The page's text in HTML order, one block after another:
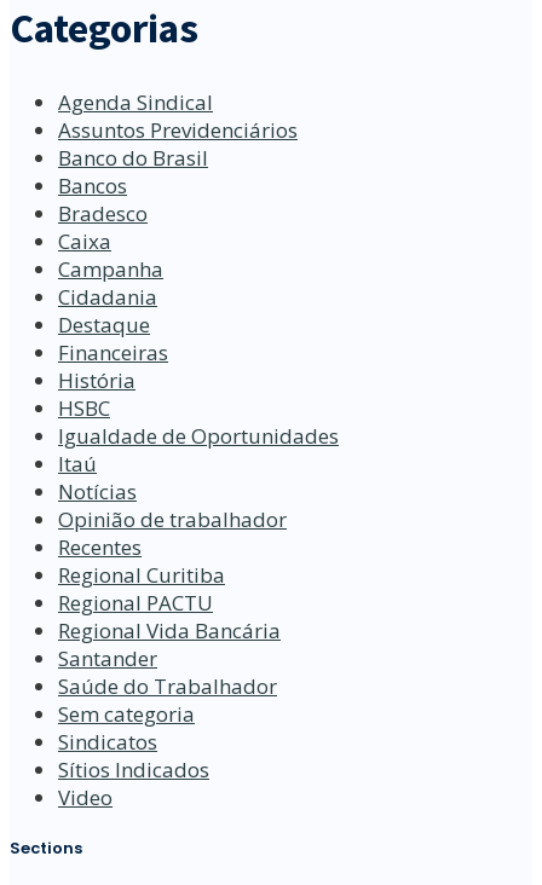
Categorias
Agenda Sindical
Assuntos Previdenciários
Banco do Brasil
Bancos
Bradesco
Caixa
Campanha
Cidadania
Destaque
Financeiras
História
HSBC
Igualdade de Oportunidades
Itaú
Notícias
Opinião de trabalhador
Recentes
Regional Curitiba
Regional PACTU
Regional Vida Bancária
Santander
Saúde do Trabalhador
Sem categoria
Sindicatos
Sítios Indicados
Video
Sections